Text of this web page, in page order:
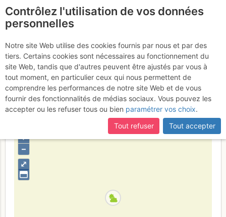
Tournette - le Bouton : À
nos belles années
Mercredi 19
juillet 2017
Haute-Savoie
⤢
+
–
Contrôlez l'utilisation de vos données
personnelles
Notre site Web utilise des cookies fournis par nous et par des
tiers. Certains cookies sont nécessaires au fonctionnement du
site Web, tandis que d'autres peuvent être ajustés par vous à
tout moment, en particulier ceux qui nous permettent de
comprendre les performances de notre site Web et de vous
fournir des fonctionnalités de médias sociaux. Vous pouvez les
accepter ou les refuser tous ou bien paramétrer vos choix.
Tout refuser
Tout accepter